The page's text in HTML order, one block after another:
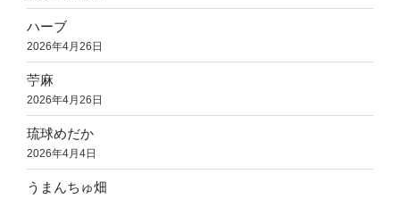
ハーブ
2026年4月26日
苧麻
2026年4月26日
琉球めだか
2026年4月4日
うまんちゅ畑